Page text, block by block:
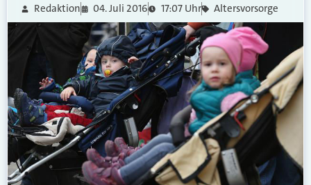
Redaktion 04. Juli 2016 17:07 Uhr Altersvorsorge